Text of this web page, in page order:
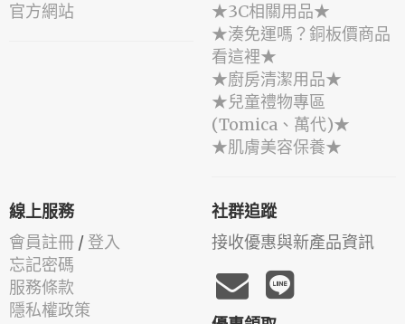
官方網站
★3C相關用品★
★湊免運嗎？銅板價商品
看這裡★
★廚房清潔用品★
★兒童禮物專區
(Tomica、萬代)★
★肌膚美容保養★
線上服務
會員註冊 / 登入
忘記密碼
服務條款
隱私權政策
社群追蹤
接收優惠與新產品資訊